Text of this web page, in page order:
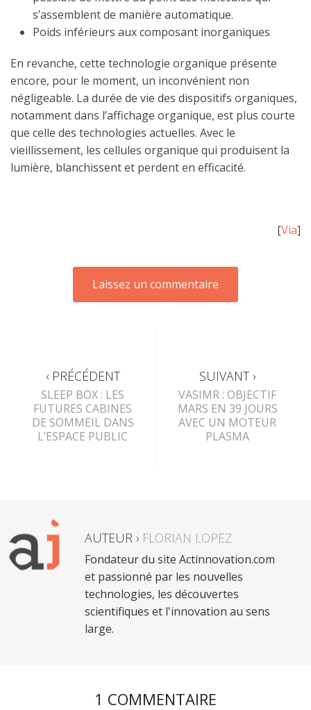
s’assemblent de manière automatique.
Poids inférieurs aux composant inorganiques
En revanche, cette technologie organique présente
encore, pour le moment, un inconvénient non
négligeable. La durée de vie des dispositifs organiques,
notamment dans l’affichage organique, est plus courte
que celle des technologies actuelles. Avec le
vieillissement, les cellules organique qui produisent la
lumière, blanchissent et perdent en efficacité.
[Via]
‹ PRÉCÉDENT
SLEEP BOX : LES
FUTURES CABINES
DE SOMMEIL DANS
L’ESPACE PUBLIC
SUIVANT ›
VASIMR : OBJECTIF
MARS EN 39 JOURS
AVEC UN MOTEUR
PLASMA
AUTEUR › FLORIAN LOPEZ
Fondateur du site Actinnovation.com
et passionné par les nouvelles
technologies, les découvertes
scientifiques et l'innovation au sens
large.
1 COMMENTAIRE